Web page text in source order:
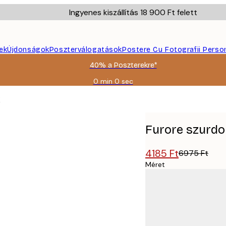
Ingyenes kiszállítás 18 900 Ft felett
ÚjdonságokPoszterválogatásokPostere Cu Fotografii
40% a Poszterekre*
0 min 0 sec
Érvényes:
Furore
4185 Ft6975 Ft
Méret